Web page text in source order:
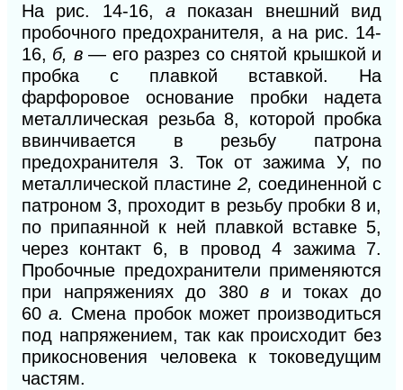
На рис. 14-16, а показан внешний вид
пробочного предохранителя, а на рис. 14-
16, б, в— его разрез со снятой крышкой и
пробка с плавкой вставкой. На
фарфоровое основание пробки надета
металлическая резьба 8, которой пробка
ввинчивается в резьбу патрона
предохранителя 3.
Ток от зажима У, по
металлической пластине 2, соединенной с
патроном 3, проходит в резьбу пробки 8 и,
по припаянной к ней плавкой вставке 5,
через контакт 6,
в провод 4 зажима 7.
Пробочные предохранители применяются
при напряжениях до 380в и токах до
60а. Смена пробок может производиться
под напряжением, так как происходит без
прикосновения человека к токоведущим
частям.